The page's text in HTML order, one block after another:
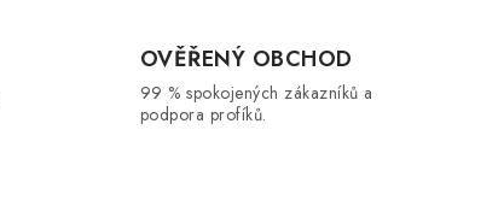
OVĚŘENÝ OBCHOD
99 % spokojených zákazníků a
podpora profíků.